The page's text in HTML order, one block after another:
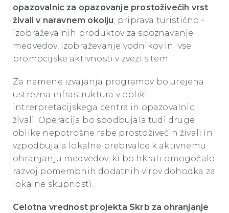
opazovalnic za opazovanje prostoživečih vrst
živali v naravnem okolju; priprava turistično -
izobraževalnih produktov za spoznavanje
medvedov, izobraževanje vodnikov in vse
promocijske aktivnosti v zvezi s tem.
Za namene izvajanja programov bo urejena
ustrezna infrastruktura v obliki
intrerpretacijskega centra in opazovalnic
živali. Operacija bo spodbujala tudi druge
oblike nepotrošne rabe prostoživečih živali in
vzpodbujala lokalne prebivalce k aktivnemu
ohranjanju medvedov, ki bo hkrati omogočalo
razvoj pomembnih dodatnih virov dohodka za
lokalne skupnosti.
Celotna vrednost projekta Skrb za ohranjanje